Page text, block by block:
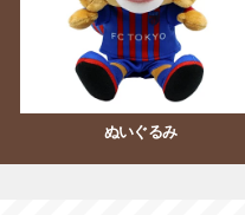
ぬいぐるみ